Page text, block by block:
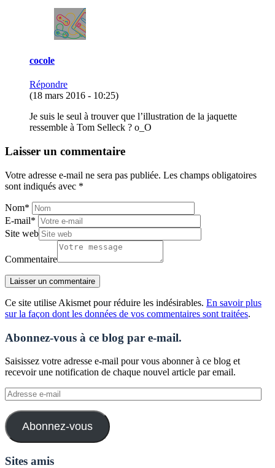
cocole
Répondre
(18 mars 2016 - 10:25)
Je suis le seul à trouver que l’illustration de la jaquette
ressemble à Tom Selleck ? o_O
Laisser un commentaire
Votre adresse e-mail ne sera pas publiée. Les champs obligatoires
sont indiqués avec *
Nom*
E-mail*
Site web
Commentaire
Ce site utilise Akismet pour réduire les indésirables. En savoir plus
sur la façon dont les données de vos commentaires sont traitées.
Abonnez-vous à ce blog par e-mail.
Saisissez votre adresse e-mail pour vous abonner à ce blog et
recevoir une notification de chaque nouvel article par email.
Adresse
e-
mail
Abonnez-vous
Sites amis